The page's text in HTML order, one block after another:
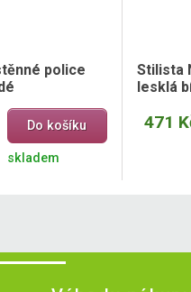
police
Do košíku
skladem
Stilista
lesklá
471